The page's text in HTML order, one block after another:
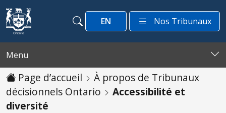
Passer au contenu
Recherche
Recherche
EN Nos Tribunaux
Menu
Page d’accueil
À propos de Tribunaux
décisionnels Ontario
Accessibilité et
diversité